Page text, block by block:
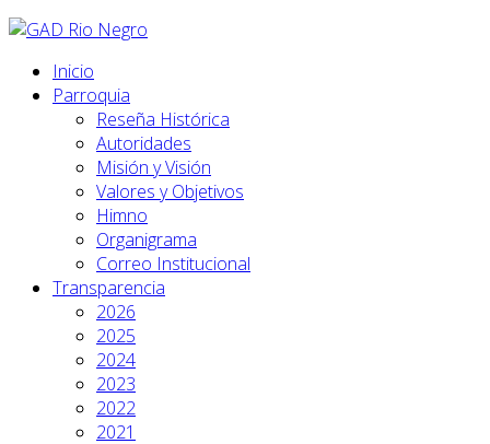
Inicio
Parroquia
Reseña Histórica
Autoridades
Misión y Visión
Valores y Objetivos
Himno
Organigrama
Correo Institucional
Transparencia
2026
2025
2024
2023
2022
2021